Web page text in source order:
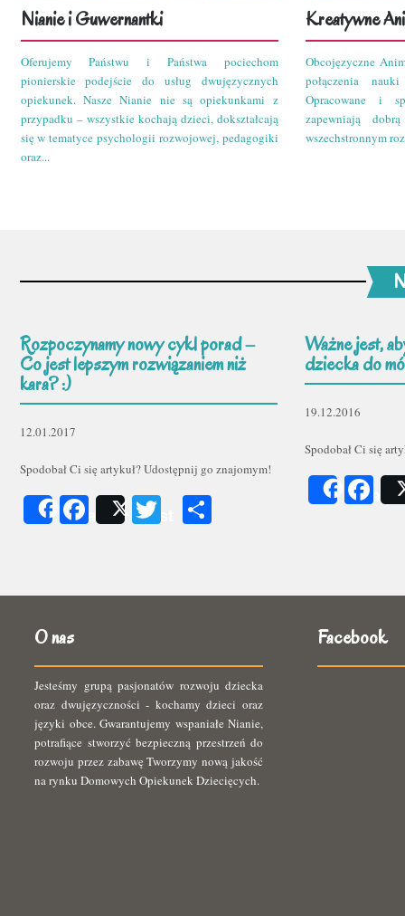
Nianie i Guwernantki
Oferujemy Państwu i Państwa pociechom
pionierskie podejście do usług dwujęzycznych
opiekunek. Nasze Nianie nie są opiekunkami z
przypadku – wszystkie kochają dzieci, dokształcają
się w tematyce psychologii rozwojowej, pedagogiki
oraz...
Kreatywne
Obcojęzyczne
połączenia
Opracowane i
zapewniają
wszechstronnym
Rozpoczynamy nowy cykl porad –
Co jest lepszym rozwiązaniem niż
kara? :)
12.01.2017
Spodobał Ci się artykuł? Udostępnij go znajomym!
ShareFacebook
Post Twitter
Ważne jest,
dziecka do
19.12.2016
Spodobał Ci się
Share
O nas
Jesteśmy grupą pasjonatów rozwoju dziecka
oraz dwujęzyczności - kochamy dzieci oraz
języki obce. Gwarantujemy wspaniałe Nianie,
potrafiące stworzyć bezpieczną przestrzeń do
rozwoju przez zabawę Tworzymy nową jakość
na rynku Domowych Opiekunek Dziecięcych.
Facebook